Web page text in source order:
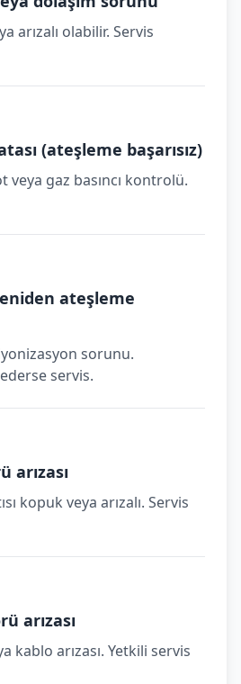
arızalı olabilir. Servis
(ateşleme başarısız)
veya gaz basıncı kontrolü.
ateşleme
sorunu.
servis.
arızası
kopuk veya arızalı. Servis
arızası
kablo arızası. Yetkili servis